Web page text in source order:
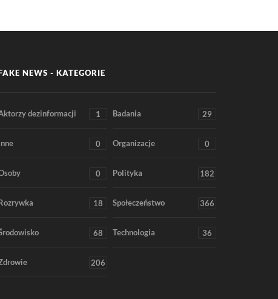
NEWS - KATEGORIE
dezinformacji 1 Badania 29
0 Organizacje 0
0 Polityka 182
18 Społeczeństwo 366
68 Technologia 36
206